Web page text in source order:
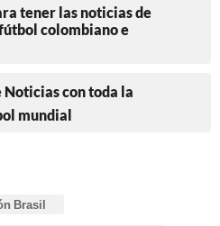
tener las noticias de
colombiano e
Noticias con toda la
mundial
Brasil